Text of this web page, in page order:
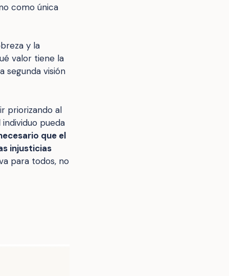
como única
y la
valor tiene la
segunda visión
priorizando al
pueda
que el
injusticias
para todos, no